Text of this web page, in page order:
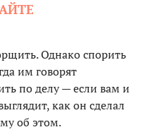
Однако спорить
им говорят
по делу — если вам и
как он сделал
об этом.